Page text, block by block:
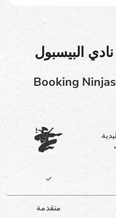
البيسبول
✓
متقدمة